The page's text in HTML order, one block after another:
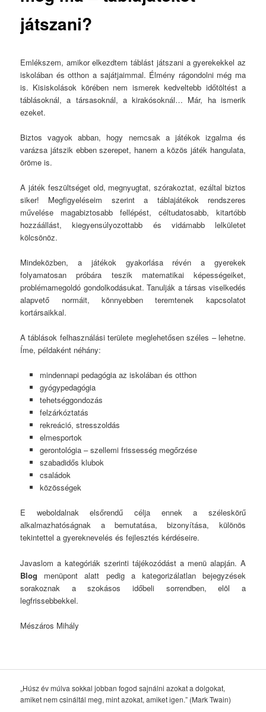
játszani?
Emlékszem, amikor elkezdtem táblást játszani a gyerekekkel az
iskolában és otthon a sajátjaimmal. Élmény rágondolni még ma
is. Kisiskolások körében nem ismerek kedveltebb időtöltést a
táblásoknál, a társasoknál, a kirakósoknál… Már, ha ismerik
ezeket.
Biztos vagyok abban, hogy nemcsak a játékok izgalma és
varázsa játszik ebben szerepet, hanem a közös játék hangulata,
öröme is.
A játék feszültséget old, megnyugtat, szórakoztat, ezáltal biztos
siker! Megfigyeléseim szerint a táblajátékok rendszeres
művelése magabiztosabb fellépést, céltudatosabb, kitartóbb
hozzáállást, kiegyensúlyozottabb és vidámabb lelkületet
kölcsönöz.
Mindeközben, a játékok gyakorlása révén a gyerekek
folyamatosan próbára teszik matematikai képességeiket,
problémamegoldó gondolkodásukat. Tanulják a társas viselkedés
alapvető normáit, könnyebben teremtenek kapcsolatot
kortársaikkal.
A táblások felhasználási területe meglehetősen széles – lehetne.
Íme, példaként néhány:
mindennapi pedagógia az iskolában és otthon
gyógypedagógia
tehetséggondozás
felzárkóztatás
rekreáció, stresszoldás
elmesportok
gerontológia – szellemi frissesség megőrzése
szabadidős klubok
családok
közösségek
E weboldalnak elsőrendű célja ennek a széleskörű
alkalmazhatóságnak a bemutatása, bizonyítása, különös
tekintettel a gyereknevelés és fejlesztés kérdéseire.
Javaslom a kategóriák szerinti tájékozódást a menü alapján. A
Blog menüpont alatt pedig a kategorizálatlan bejegyzések
sorakoznak a szokásos időbeli sorrendben, elöl a
legfrissebbekkel.
Mészáros Mihály
„Húsz év múlva sokkal jobban fogod sajnálni azokat a dolgokat,
amiket nem csináltál meg, mint azokat, amiket igen.” (Mark Twain)